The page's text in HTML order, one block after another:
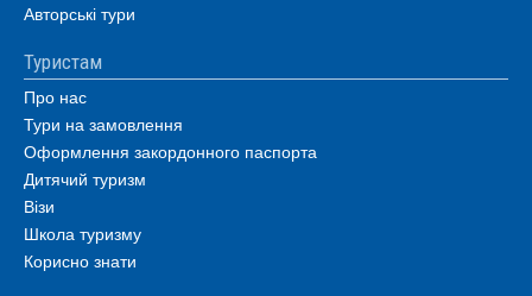
Авторські тури
Туристам
Про нас
Тури на замовлення
Оформлення закордонного паспорта
Дитячий туризм
Візи
Школа туризму
Корисно знати